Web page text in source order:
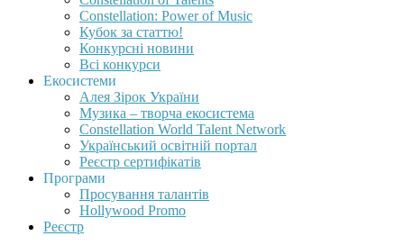
Constellation: Power of Music
Кубок за статтю!
Конкурсні новини
Всі конкурси
Екосистеми
Алея Зірок України
Музика – творча екосистема
Constellation World Talent Network
Український освітній портал
Реєстр сертифікатів
Програми
Просування талантів
Hollywood Promo
Реєстр